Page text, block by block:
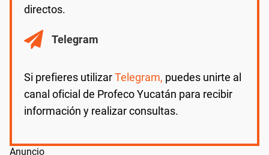
directos.
Telegram
Si prefieres utilizarTelegram, puedes unirte al
canal oficial de Profeco Yucatán para recibir
información y realizar consultas.